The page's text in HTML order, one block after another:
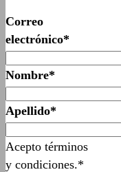
Correo
electrónico*
Nombre*
Apellido*
Acepto términos
y condiciones.*